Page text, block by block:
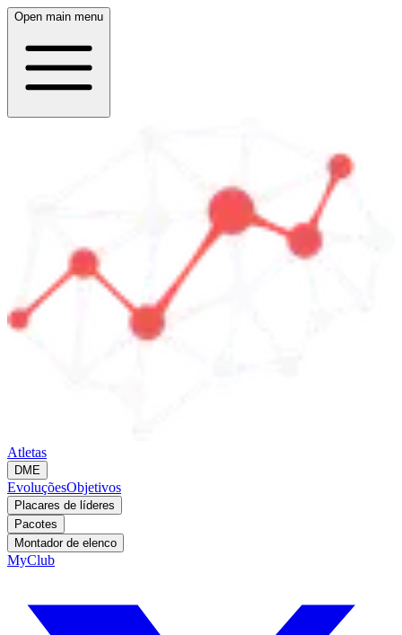
Open main menu
Atletas
DME
EvoluçõesObjetivos
Placares de líderes
Pacotes
Montador de elenco
MyClub